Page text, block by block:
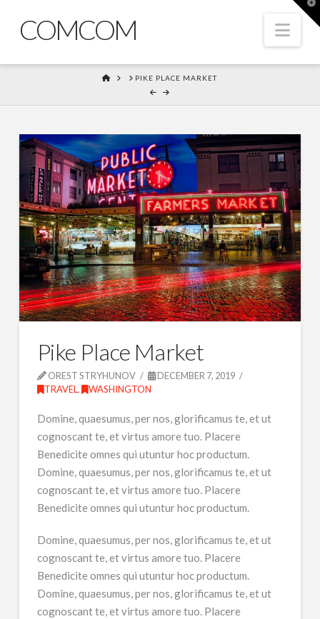
COMCOM
HOME PIKE PLACE MARKET
Pike Place Market
OREST STRYHUNOV
DECEMBER 7, 2019
TRAVEL, WASHINGTON
Domine, quaesumus, per nos, glorificamus te, et ut
cognoscant te, et virtus amore tuo. Placere
Benedicite omnes qui utuntur hoc productum.
Domine, quaesumus, per nos, glorificamus te, et ut
cognoscant te, et virtus amore tuo. Placere
Benedicite omnes qui utuntur hoc productum.
Domine, quaesumus, per nos, glorificamus te, et ut
cognoscant te, et virtus amore tuo. Placere
Benedicite omnes qui utuntur hoc productum.
Domine, quaesumus, per nos, glorificamus te, et ut
cognoscant te, et virtus amore tuo. Placere